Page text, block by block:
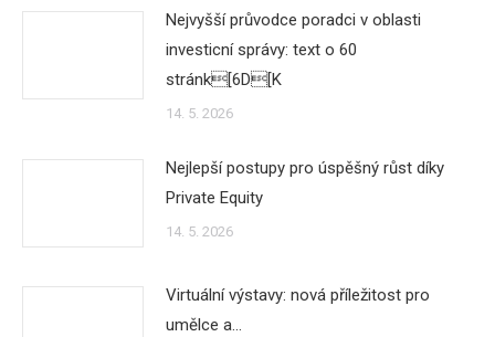
Nejvyšší průvodce poradci v oblasti
investicní správy: text o 60
stránk[6D[K
14. 5. 2026
Nejlepší postupy pro úspěšný růst díky
Private Equity
14. 5. 2026
Virtuální výstavy: nová příležitost pro
umělce a…